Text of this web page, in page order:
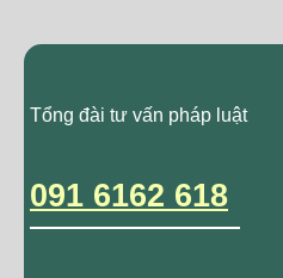
Tổng đài tư vấn pháp luật
091 6162 618